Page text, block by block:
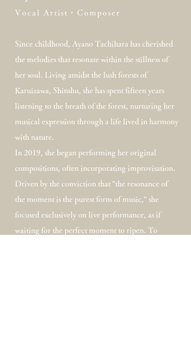
Vocal Artist・Composer
Since childhood, Ayano Tachihara has cherished
the melodies that resonate within the stillness of
her soul. Living amidst the lush forests of
Karuizawa, Shinshu, she has spent fifteen years
listening to the breath of the forest, nurturing her
musical expression through a life lived in harmony
with nature.
In 2019, she began performing her original
compositions, often incorporating improvisation.
Driven by the conviction that "the resonance of
the moment is the purest form of music," she
focused exclusively on live performance, as if
waiting for the perfect moment to ripen. To